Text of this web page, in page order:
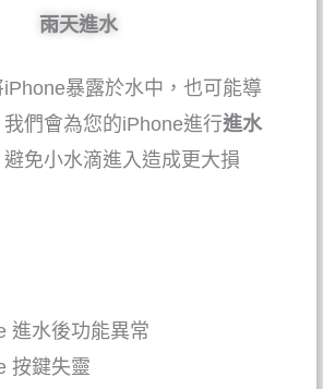
雨天進水
iPhone暴露於水中，也可能導
們會為您的iPhone進行進水
避免小水滴進入造成更大損
進水後功能異常
按鍵失靈